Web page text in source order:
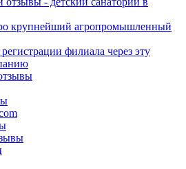
крупнейший агропромышленный
филиала через эту